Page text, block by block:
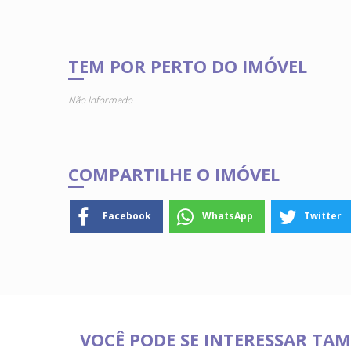
TEM POR PERTO DO IMÓVEL
Não Informado
COMPARTILHE O IMÓVEL
Facebook WhatsApp Twitter
VOCÊ PODE SE INTERESSAR